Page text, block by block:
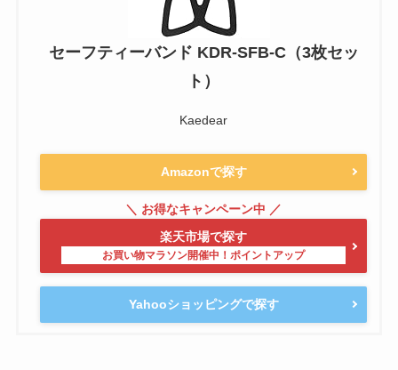
セーフティーバンド KDR-SFB-C（3枚セッ
ト）
Kaedear
Amazonで探す
楽天市場で探す
Yahooショッピングで探す